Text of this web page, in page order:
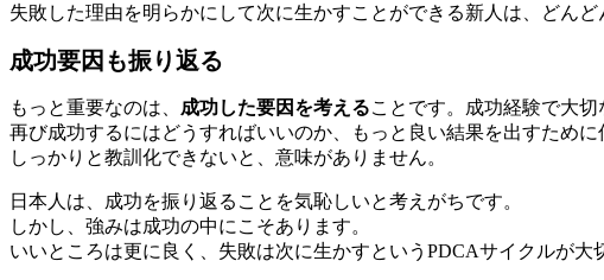
失敗した理由を明らかにして次に生かすことができる新人は、どんど
成功要因も振り返る
もっと重要なのは、 成功した要因を考えることです。成功経験で大切
再び成功するにはどうすればいいのか、もっと良い結果を出すために
しっかりと教訓化できないと、意味がありません。
日本人は、成功を振り返ることを気恥しいと考えがちです。
しかし、強みは成功の中にこそあります。
いいところは更に良く、失敗は次に生かすというPDCAサイクルが大